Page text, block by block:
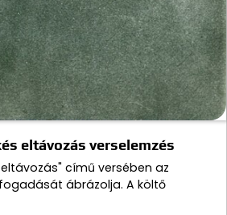
eltávozás verselemzés
című versében az
ábrázolja. A költő